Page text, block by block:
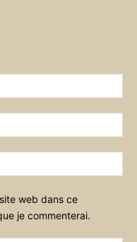
:*
:*
:
web dans ce
je commenterai.